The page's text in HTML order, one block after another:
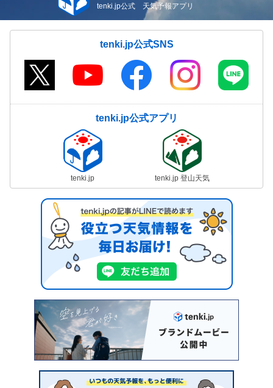
tenki.jp公式 天気予報アプリ
tenki.jp公式SNS
tenki.jp公式アプリ
tenki.jp tenki.jp 登山天気